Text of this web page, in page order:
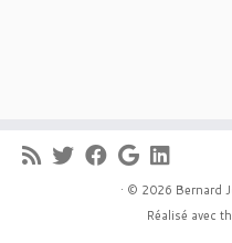
· © 2026 Bernard
Réalisé avec